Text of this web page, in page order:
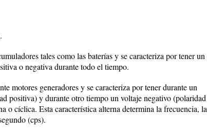
tales como las baterías y se caracteriza por tener un
o negativa durante todo el tiempo.
motores generadores y se caracteriza por tener durante un
positiva) y durante otro tiempo un voltaje negativo (polaridad
o cíclica. Esta característica alterna determina la frecuencia, la
(cps).